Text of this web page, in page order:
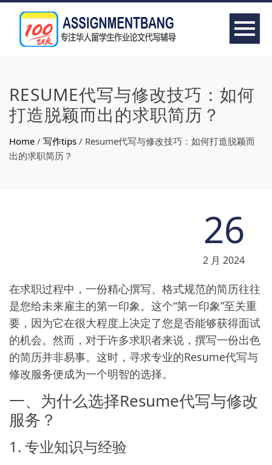
RESUME代写与修改技巧：如何
打造脱颖而出的求职简历？
Home / 写作tips / Resume代写与修改技巧：如何打造脱颖而
出的求职简历？
26
2 月 2024
在求职过程中，一份精心撰写、格式规范的简历往往
是您给未来雇主的第一印象。这个“第一印象”至关重
要，因为它在很大程度上决定了您是否能够获得面试
的机会。然而，对于许多求职者来说，撰写一份出色
的简历并非易事。这时，寻求专业的Resume代写与
修改服务便成为一个明智的选择。
一、为什么选择Resume代写与修改
服务？
1. 专业知识与经验